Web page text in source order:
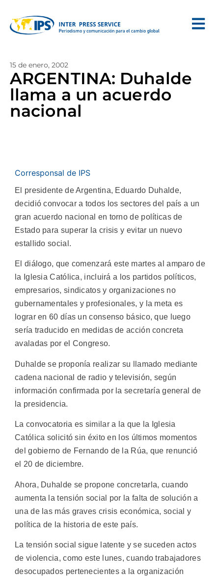
15 de enero, 2002
ARGENTINA: Duhalde
llama a un acuerdo
nacional
Corresponsal de IPS
El presidente de Argentina, Eduardo Duhalde,
decidió convocar a todos los sectores del país a un
gran acuerdo nacional en torno de políticas de
Estado para superar la crisis y evitar un nuevo
estallido social.
El diálogo, que comenzará este martes al amparo de
la Iglesia Católica, incluirá a los partidos políticos,
empresarios, sindicatos y organizaciones no
gubernamentales y profesionales, y la meta es
lograr en 60 días un consenso básico, que luego
sería traducido en medidas de acción concreta
avaladas por el Congreso.
Duhalde se proponía realizar su llamado mediante
cadena nacional de radio y televisión, según
información confirmada por la secretaría general de
la presidencia.
La convocatoria es similar a la que la Iglesia
Católica solicitó sin éxito en los últimos momentos
del gobierno de Fernando de la Rúa, que renunció
el 20 de diciembre.
Ahora, Duhalde se propone concretarla, cuando
aumenta la tensión social por la falta de solución a
una de las más graves crisis económica, social y
política de la historia de este país.
La tensión social sigue latente y se suceden actos
de violencia, como este lunes, cuando trabajadores
desocupados pertenecientes a la organización